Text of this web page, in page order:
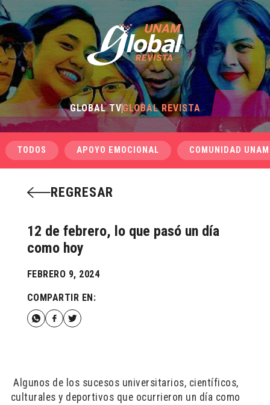
GLOBAL TVGLOBAL REVISTA
TODOS APOYO EMOCIONAL COMUNIDAD UNAM
REGRESAR
12 de febrero, lo que pasó un día
como hoy
FEBRERO 9, 2024
COMPARTIR EN:
Algunos de los sucesos universitarios, científicos,
culturales y deportivos que ocurrieron un día como